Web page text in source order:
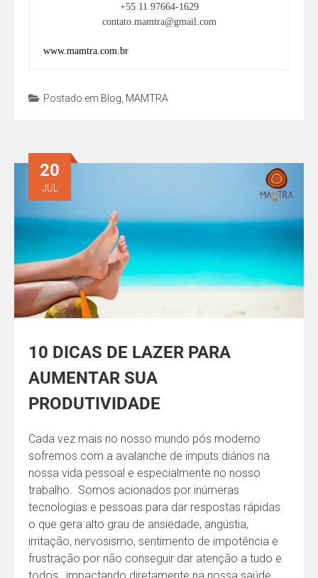
+55 11 97664-1629
contato.mamtra@gmail.com
www.mamtra.com.br
Postado em Blog MAMTRA
10 DICAS DE LAZER PARA
AUMENTAR SUA
PRODUTIVIDADE
20
JUL
Cada vez mais no nosso mundo pós moderno
sofremos com a avalanche de imputs diários na
nossa vida pessoal e especialmente no nosso
trabalho. Somos acionados por inúmeras
tecnologias e pessoas para dar respostas rápidas
o que gera alto grau de ansiedade, angústia,
irritação, nervosismo, sentimento de impotência e
frustração por não conseguir dar atenção a tudo e